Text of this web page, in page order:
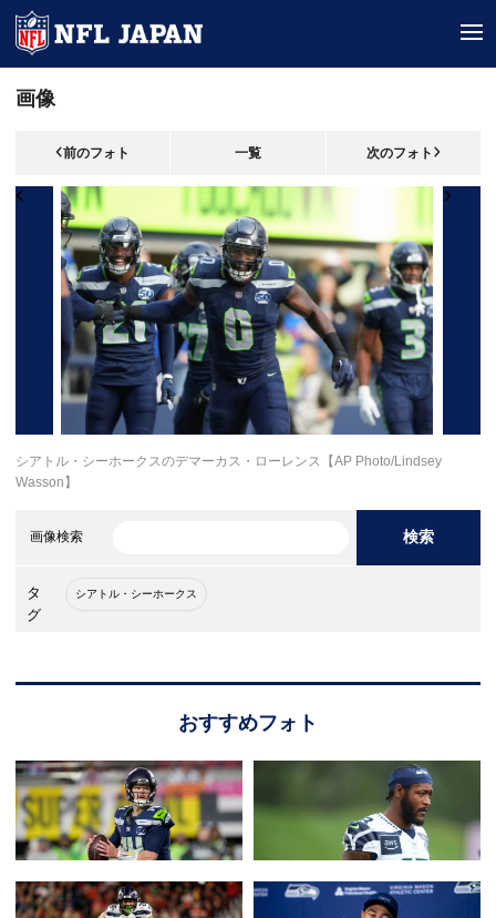
画像
前のフォト 一覧 次のフォト
シアトル・シーホークスのデマーカス・ローレンス【AP Photo/Lindsey
Wasson】
画像検索 検索
タ
グ
シアトル・シーホークス
おすすめフォト